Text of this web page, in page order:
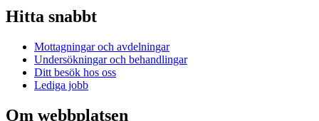
Hitta snabbt
Mottagningar och avdelningar
Undersökningar och behandlingar
Ditt besök hos oss
Lediga jobb
Om webbplatsen